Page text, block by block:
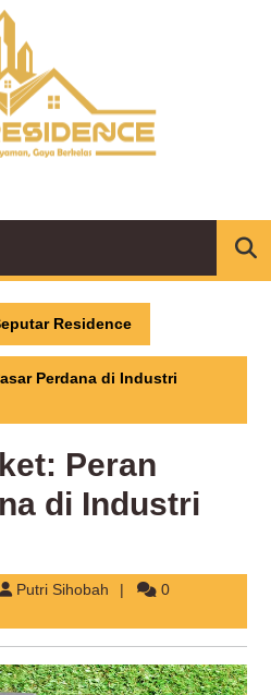
Residence
Perdana di Industri
Peran
di Industri
Putri Sihobah Putri
0